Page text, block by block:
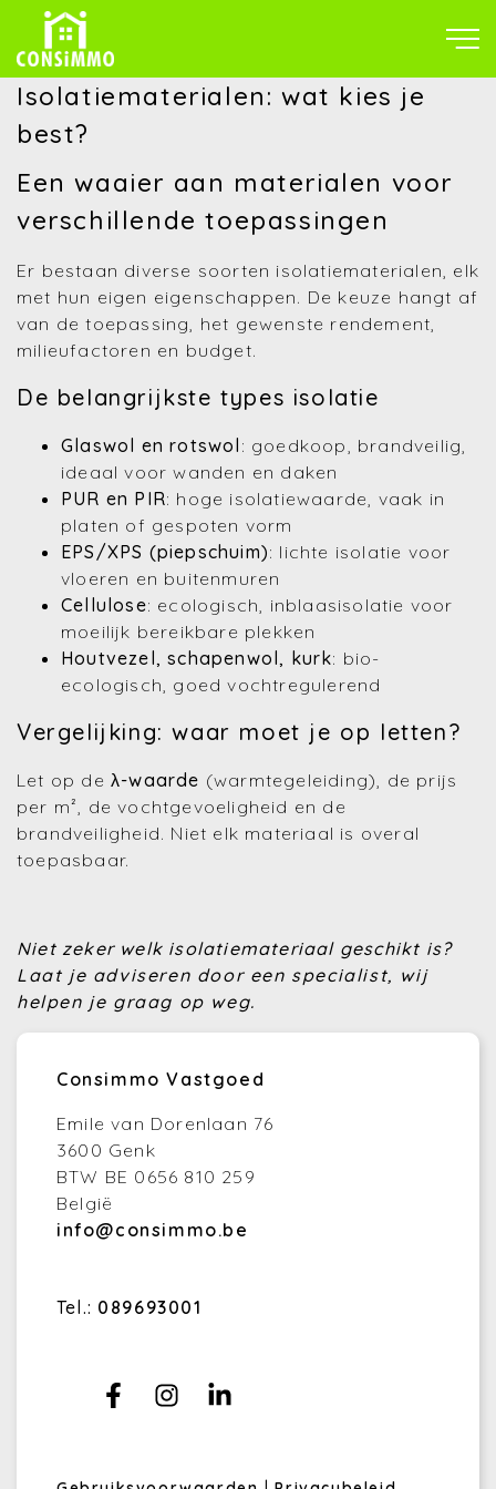
Isolatiematerialen: wat kies je
best?
Een waaier aan materialen voor
verschillende toepassingen
Er bestaan diverse soorten isolatiematerialen, elk
met hun eigen eigenschappen. De keuze hangt af
van de toepassing, het gewenste rendement,
milieufactoren en budget.
De belangrijkste types isolatie
Glaswol en rotswol : goedkoop, brandveilig,
ideaal voor wanden en daken
PUR en PIR: hoge isolatiewaarde, vaak in
platen of gespoten vorm
EPS/XPS (piepschuim): lichte isolatie voor
vloeren en buitenmuren
Cellulose: ecologisch, inblaasisolatie voor
moeilijk bereikbare plekken
Houtvezel, schapenwol, kurk: bio-
ecologisch, goed vochtregulerend
Vergelijking: waar moet je op letten?
Let op de λ-waarde (warmtegeleiding), de prijs
per m², de vochtgevoeligheid en de
brandveiligheid. Niet elk materiaal is overal
toepasbaar.
Niet zeker welk isolatiemateriaal geschikt is?
Laat je adviseren door een specialist, wij
helpen je graag op weg.
Consimmo Vastgoed
Emile van Dorenlaan 76
3600 Genk
BTW BE 0656 810 259
België
info@consimmo.be
Tel.: 089693001